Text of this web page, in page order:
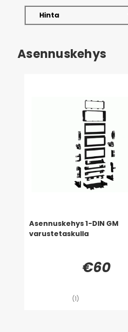
Hinta
Asennuskehys
Asennuskehys 1-DIN GM
varustetaskulla
€60
(1)